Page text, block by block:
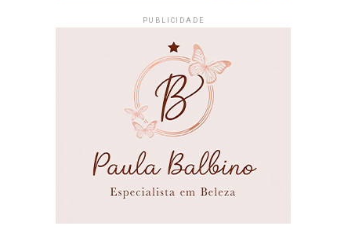
PUBLICIDADE